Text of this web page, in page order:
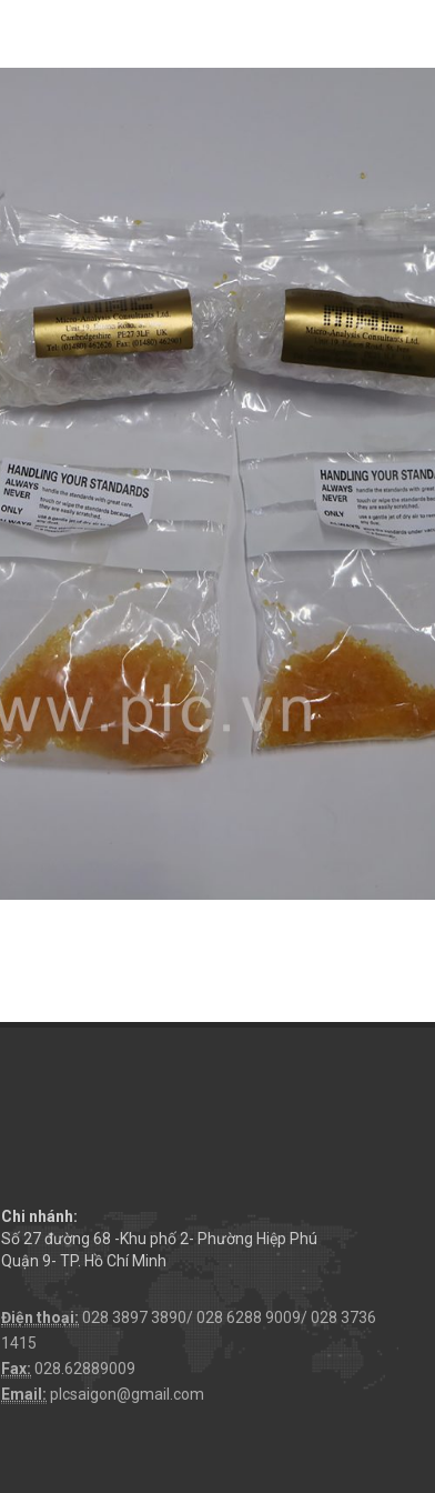
Chi nhánh:
Số 27 đường 68 -Khu phố 2- Phường Hiệp Phú
Quận 9- TP. Hồ Chí Minh
Điện thoại: 028 3897 3890/ 028 6288 9009/ 028 3736
1415
Fax: 028.62889009
Email: plcsaigon@gmail.com